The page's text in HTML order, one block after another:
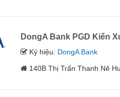
DongA Bank PGD Kiến
Ký hiệu: DongA Bank
140B Thị Trấn Thanh Nê